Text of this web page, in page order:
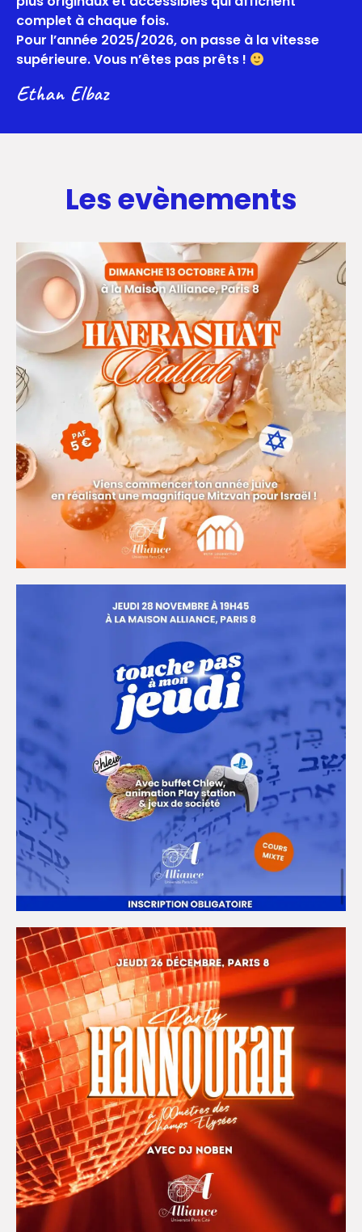
complet à chaque fois.
Pour l’année 2025/2026, on passe à la vitesse
supérieure. Vous n’êtes pas prêts !
Ethan Elbaz
Les evènements